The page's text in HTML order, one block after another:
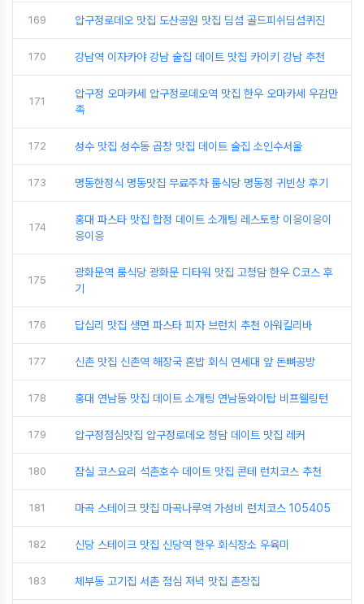
169 압구정로데오 맛집 도산공원 맛집 딤섬 골드피쉬딤섬퀴진
170 강남역 이자카야 강남 술집 데이트 맛집 카이키 강남 추천
171
압구정 오마카세 압구정로데오역 맛집 한우 오마카세 우감만
족
172 성수 맛집 성수동 곱창 맛집 데이트 술집 소인수서울
173 명동한정식 명동맛집 무료주차 룸식당 명동정 귀빈상 후기
174
홍대 파스타 맛집 합정 데이트 소개팅 레스토랑 이응이응이
응이응
175
광화문역 룸식당 광화문 디타워 맛집 고청담 한우 C코스 후
기
176 답십리 맛집 생면 파스타 피자 브런치 추천 아워킬리바
177 신촌 맛집 신촌역 해장국 혼밥 회식 연세대 앞 돈뼈공방
178 홍대 연남동 맛집 데이트 소개팅 연남동와이탑 비프웰링턴
179 압구정점심맛집 압구정로데오 청담 데이트 맛집 레커
180 잠실 코스요리 석촌호수 데이트 맛집 콘테 런치코스 추천
181 마곡 스테이크 맛집 마곡나루역 가성비 런치코스 105405
182 신당 스테이크 맛집 신당역 한우 회식장소 우육미
183 체부동 고기집 서촌 점심 저녁 맛집 촌장집